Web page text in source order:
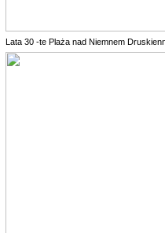
Lata 30 -te Plaża nad Niemnem